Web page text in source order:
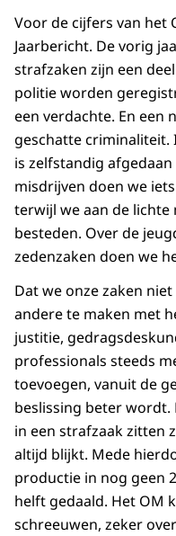
Voor de cijfers van het
Jaarbericht. De vorig
strafzaken zijn een
politie worden
een verdachte. En een
geschatte criminaliteit.
is zelfstandig
misdrijven doen we
terwijl we aan de
besteden. Over de
zedenzaken doen we
Dat we onze zaken
andere te maken met
justitie,
professionals steeds
toevoegen, vanuit de
beslissing beter wordt.
in een strafzaak zitten
altijd blijkt. Mede
productie in nog geen
helft gedaald. Het OM
schreeuwen, zeker